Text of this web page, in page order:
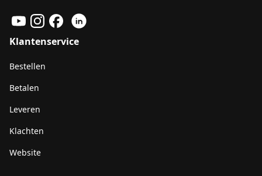
Klantenservice
Bestellen
Betalen
Leveren
Klachten
Website